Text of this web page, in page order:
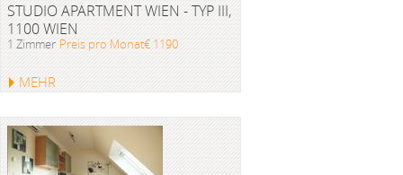
STUDIO APARTMENT WIEN - TYP III,
1100 WIEN
1 Zimmer Preis pro Monat€ 1190
MEHR